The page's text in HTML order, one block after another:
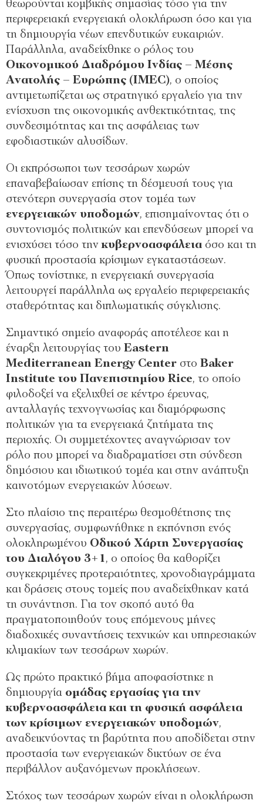
θεωρούνται κομβικής σημασίας τόσο για την
περιφερειακή ενεργειακή ολοκλήρωση όσο και για
τη δημιουργία νέων επενδυτικών ευκαιριών.
Παράλληλα, αναδείχθηκε ο ρόλος του
Οικονομικού Διαδρόμου Ινδίας – Μέσης
Ανατολής – Ευρώπης (IMEC), ο οποίος
αντιμετωπίζεται ως στρατηγικό εργαλείο για την
ενίσχυση της οικονομικής ανθεκτικότητας, της
συνδεσιμότητας και της ασφάλειας των
εφοδιαστικών αλυσίδων.
Οι εκπρόσωποι των τεσσάρων χωρών
επαναβεβαίωσαν επίσης τη δέσμευσή τους για
στενότερη συνεργασία στον τομέα των
ενεργειακών υποδομών, επισημαίνοντας ότι ο
συντονισμός πολιτικών και επενδύσεων μπορεί να
ενισχύσει τόσο τηνκυβερνοασφάλεια όσο και τη
φυσική προστασία κρίσιμων εγκαταστάσεων.
Όπως τονίστηκε, η ενεργειακή συνεργασία
λειτουργεί παράλληλα ως εργαλείο περιφερειακής
σταθερότητας και διπλωματικής σύγκλισης.
Σημαντικό σημείο αναφοράς αποτέλεσε και η
έναρξη λειτουργίας του Eastern
Mediterranean Energy Center στο Baker
Institute του Πανεπιστημίου Rice, το οποίο
φιλοδοξεί να εξελιχθεί σε κέντρο έρευνας,
ανταλλαγής τεχνογνωσίας και διαμόρφωσης
πολιτικών για τα ενεργειακά ζητήματα της
περιοχής. Οι συμμετέχοντες αναγνώρισαν τον
ρόλο που μπορεί να διαδραματίσει στη σύνδεση
δημόσιου και ιδιωτικού τομέα και στην ανάπτυξη
καινοτόμων ενεργειακών λύσεων.
Στο πλαίσιο της περαιτέρω θεσμοθέτησης της
συνεργασίας, συμφωνήθηκε η εκπόνηση ενός
ολοκληρωμένου Οδικού Χάρτη Συνεργασίας
του Διαλόγου 3+1, ο οποίος θα καθορίζει
συγκεκριμένες προτεραιότητες, χρονοδιαγράμματα
και δράσεις στους τομείς που αναδείχθηκαν κατά
τη συνάντηση. Για τον σκοπό αυτό θα
πραγματοποιηθούν τους επόμενους μήνες
διαδοχικές συναντήσεις τεχνικών και υπηρεσιακών
κλιμακίων των τεσσάρων χωρών.
Ως πρώτο πρακτικό βήμα αποφασίστηκε η
δημιουργία ομάδας εργασίας για την
κυβερνοασφάλεια και τη φυσική ασφάλεια
των κρίσιμων ενεργειακών υποδομών,
αναδεικνύοντας τη βαρύτητα που αποδίδεται στην
προστασία των ενεργειακών δικτύων σε ένα
περιβάλλον αυξανόμενων προκλήσεων.
Στόχος των τεσσάρων χωρών είναι η ολοκλήρωση